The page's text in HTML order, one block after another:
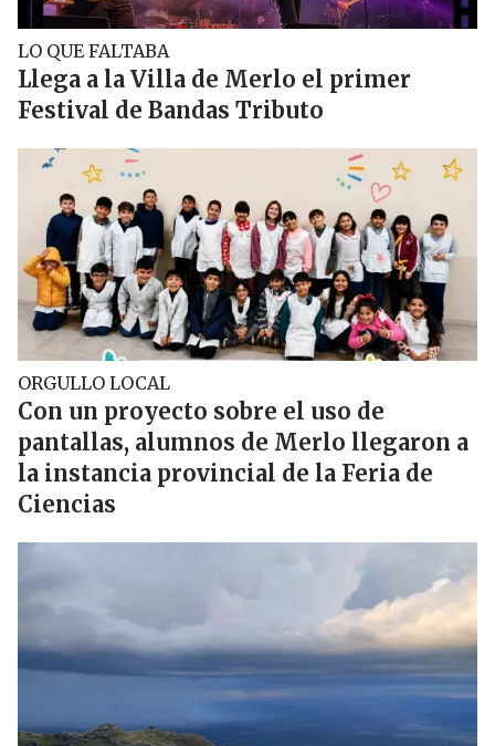
LO QUE FALTABA
Llega a la Villa de Merlo el primer
Festival de Bandas Tributo
ORGULLO LOCAL
Con un proyecto sobre el uso de
pantallas, alumnos de Merlo llegaron a
la instancia provincial de la Feria de
Ciencias